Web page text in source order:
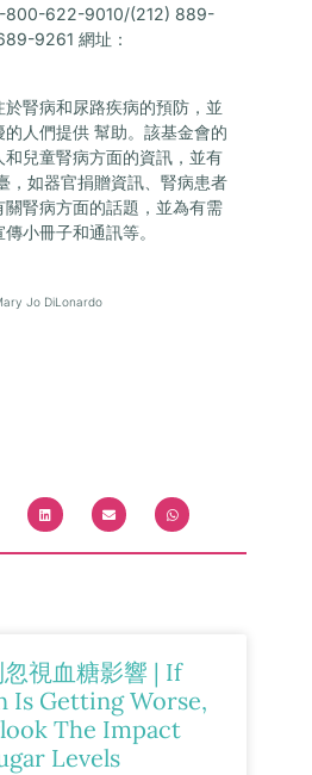
800-622-9010/(212) 889-
9261 網址：
腎病和尿路疾病的預防，並
人們提供 幫助。該基金會的
兒童腎病方面的資訊，並有
，如器官捐贈資訊、腎病患者
腎病方面的話題，並為有需
小冊子和通訊等。
Jo DiLonardo
視血糖影響 | If
Is Getting Worse,
The Impact
Levels